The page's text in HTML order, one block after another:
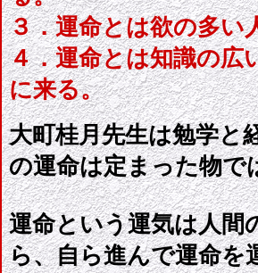
３．運命とは欲の多い
４．運命とは知識の広
に来る。
大町桂月先生は勉学と
の運命は定まった物で
運命という運気は人間
ら、自ら進んで運命を